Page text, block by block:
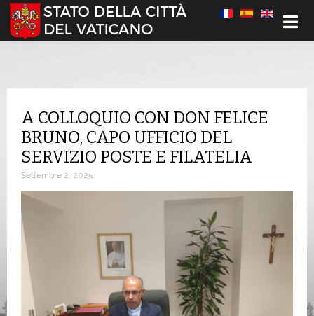
Seleziona la tua lingua
A COLLOQUIO CON DON FELICE
BRUNO, CAPO UFFICIO DEL
SERVIZIO POSTE E FILATELIA
Settembre 2, 2025